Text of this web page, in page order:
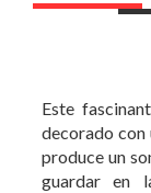
Este
decorado
produce un
guardar en